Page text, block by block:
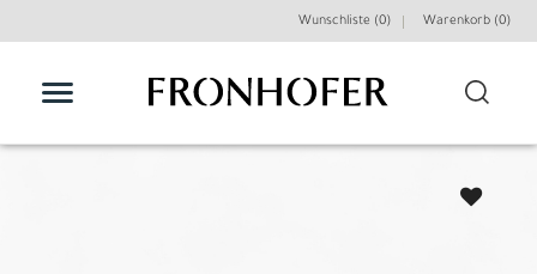
Wunschliste (0) Warenkorb (0)